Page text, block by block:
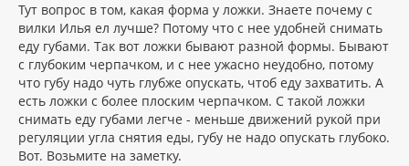
Тут вопрос в том, какая форма у ложки. Знаете почему с
вилки Илья ел лучше? Потому что с нее удобней снимать
еду губами. Так вот ложки бывают разной формы. Бывают
с глубоким черпачком, и с нее ужасно неудобно, потому
что губу надо чуть глубже опускать, чтоб еду захватить. А
есть ложки с более плоским черпачком. С такой ложки
снимать еду губами легче - меньше движений рукой при
регуляции угла снятия еды, губу не надо опускать глубоко.
Вот. Возьмите на заметку.